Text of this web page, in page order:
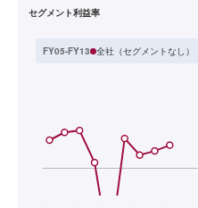
セグメント利益率
FY05-FY13 全社（セグメントなし）